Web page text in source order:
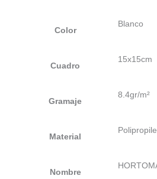
Color
Blanco
Cuadro
15x15cm
Gramaje
8.4gr/m²
Material
Nombre